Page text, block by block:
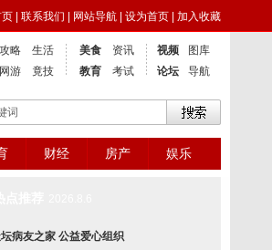
联系我们 网站导航 设为首页 加入收藏
攻略
生活
网游 竟技
美食
资讯
教育
考试
视频
图库
论坛
导航
财经 房产 娱乐
病友之家 公益爱心组织